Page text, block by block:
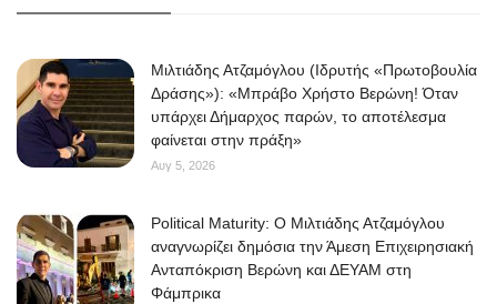
Μιλτιάδης Ατζαμόγλου (Ιδρυτής «Πρωτοβουλία
Δράσης»): «Μπράβο Χρήστο Βερώνη! Όταν
υπάρχει Δήμαρχος παρών, το αποτέλεσμα
φαίνεται στην πράξη»
Αυγ 5, 2026
Political Maturity: Ο Μιλτιάδης Ατζαμόγλου
αναγνωρίζει δημόσια την Άμεση Επιχειρησιακή
Ανταπόκριση Βερώνη και ΔΕΥΑΜ στη
Φάμπρικα